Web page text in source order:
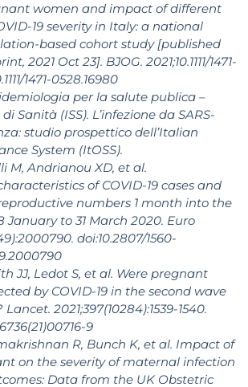
women and impact of different
19 severity in Italy: a national
based cohort study [published
2021 Oct 23]. BJOG. 2021;10.1111/1471-
1471-0528.16980
per la salute publica –
Sanità (ISS). L’infezione da SARS-
studio prospettico dell’Italian
System (ItOSS).
M, Andrianou XD, et al.
of COVID-19 cases and
numbers 1 month into the
January to 31 March 2020. Euro
doi:10.2807/1560-
JJ, Ledot S, et al. Were pregnant
by COVID-19 in the second wave
2021;397(10284):1539-1540.
9
R, Bunch K, et al. Impact of
on the severity of maternal infection
Data from the UK Obstetric